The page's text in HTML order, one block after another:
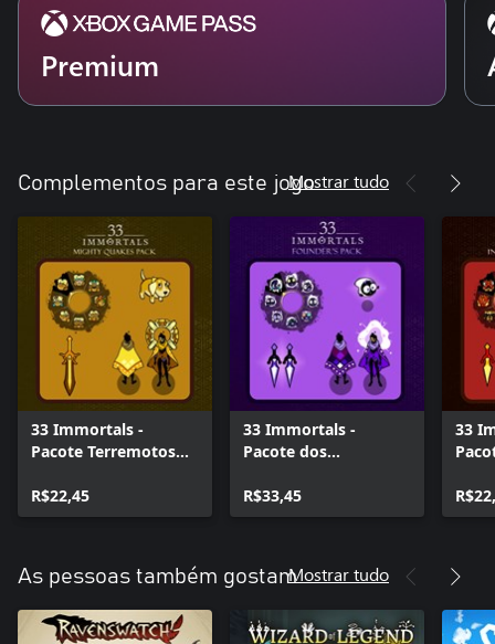
Premium
Complementos para este jogoMostrar tudo
33 Immortals -
Pacote Terremotos
R$22,45
33 Immortals -
Pacote dos
R$33,45
33
As pessoas também gostamMostrar tudo